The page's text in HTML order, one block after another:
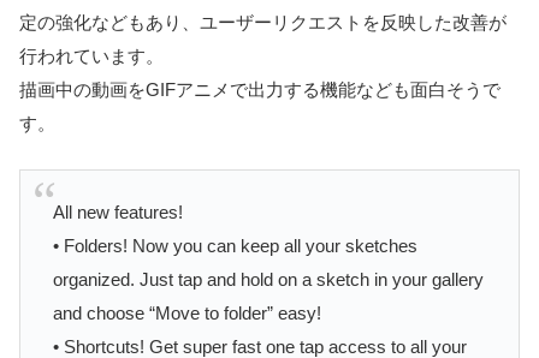
定の強化などもあり、ユーザーリクエストを反映した改善が
行われています。
描画中の動画をGIFアニメで出力する機能なども面白そうで
す。
All new features!
• Folders! Now you can keep all your sketches
organized. Just tap and hold on a sketch in your gallery
and choose “Move to folder” easy!
• Shortcuts! Get super fast one tap access to all your